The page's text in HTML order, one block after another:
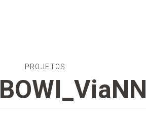
PROJETOS
BOWI_ViaNN